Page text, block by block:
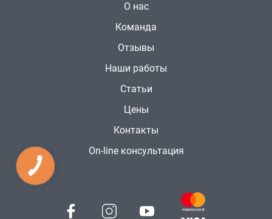
О нас
Команда
Отзывы
Наши работы
Статьи
Цены
Контакты
On-line консультация